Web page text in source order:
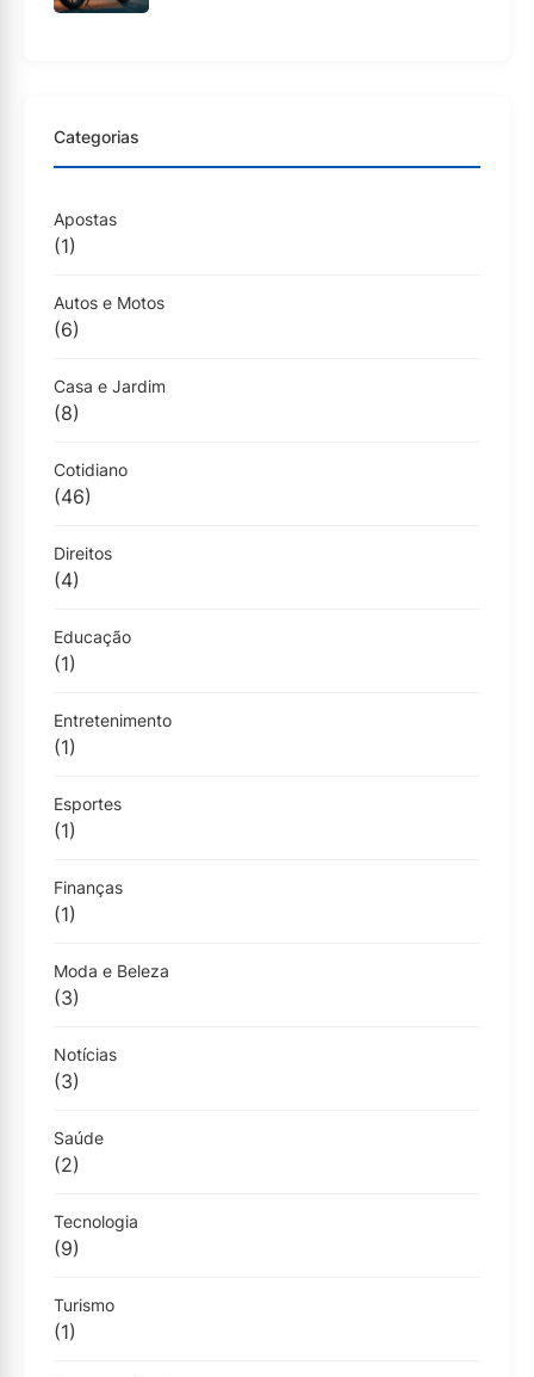
Categorias
Apostas
(1)
Autos e Motos
(6)
Casa e Jardim
(8)
Cotidiano
(46)
Direitos
(4)
Educação
(1)
Entretenimento
(1)
Esportes
(1)
Finanças
(1)
Moda e Beleza
(3)
Notícias
(3)
Saúde
(2)
Tecnologia
(9)
Turismo
(1)